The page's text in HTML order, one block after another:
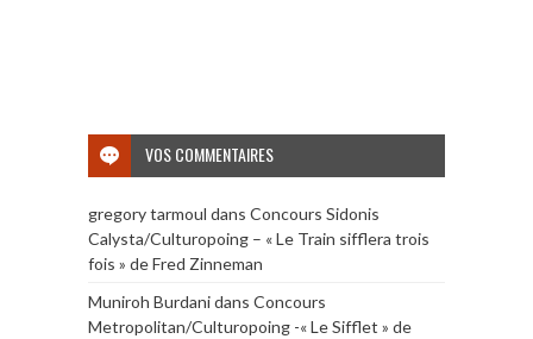
VOS COMMENTAIRES
gregory tarmoul dans Concours Sidonis
Calysta/Culturopoing – « Le Train sifflera trois
fois » de Fred Zinneman
Muniroh Burdanidans Concours
Metropolitan/Culturopoing -« Le Sifflet » de